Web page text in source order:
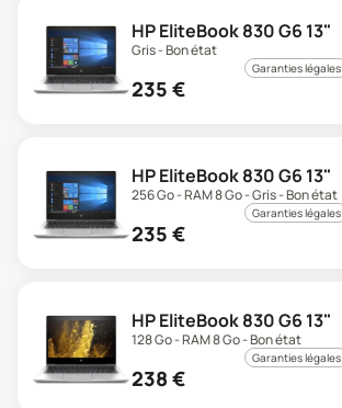
HP EliteBook 830 G6 13"
Gris - Bon état
Garanties légales
235 €
HP EliteBook 830 G6 13"
256 Go - RAM 8 Go - Gris - Bon état
Garanties légales
235 €
HP EliteBook 830 G6 13"
128 Go - RAM 8 Go - Bon état
Garanties légales
238 €